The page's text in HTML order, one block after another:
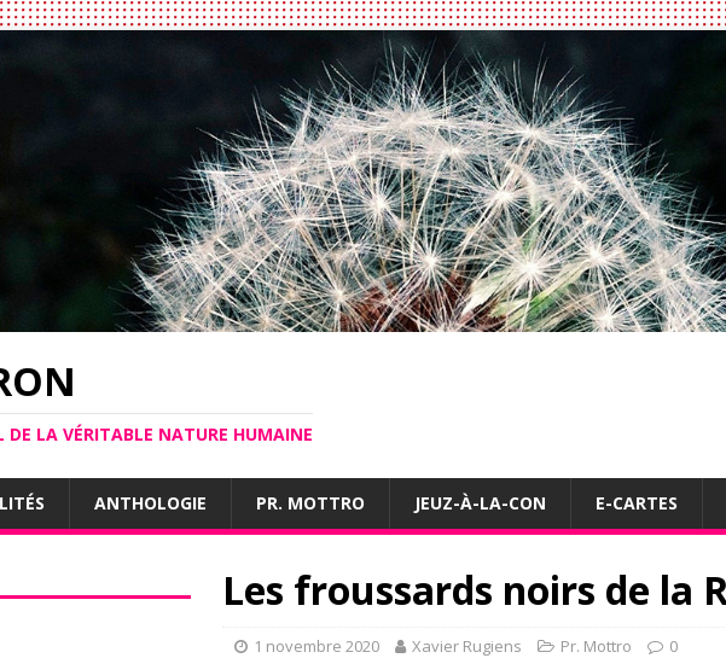
DE LA VÉRITABLE NATURE HUMAINE
ANTHOLOGIE PR. MOTTRO JEUZ-À-LA-CON E-CARTES
Les froussards noirs de la
1 novembre 2020 Xavier Rugiens Pr. Mottro 0